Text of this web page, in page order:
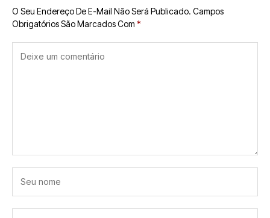
O Seu Endereço De E-Mail Não Será Publicado. Campos
Obrigatórios São Marcados Com *